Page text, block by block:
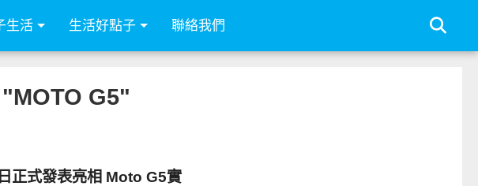
生活 生活好點子 聯絡我們
G5"
正式發表亮相 Moto G5實